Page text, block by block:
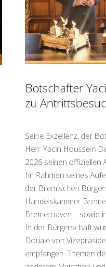
Botschafter
zu
Seine Exzellenz, der
Herr Yacin Houssein
2026 seinen offiziellen
Im Rahmen seines
der Bremischen
Handelskammer
Bremerhaven – sowie
In der Bürgerschaft
Douale von
empfangen. Themen